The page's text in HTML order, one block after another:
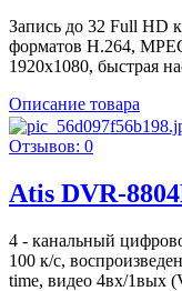
Запись до 32 Full HD
форматов H.264,
1920x1080, быстрая
Описание товара
Отзывов: 0
Atis DVR-
4 - канальный
100 к/с,
time, видео 4вх/1вых